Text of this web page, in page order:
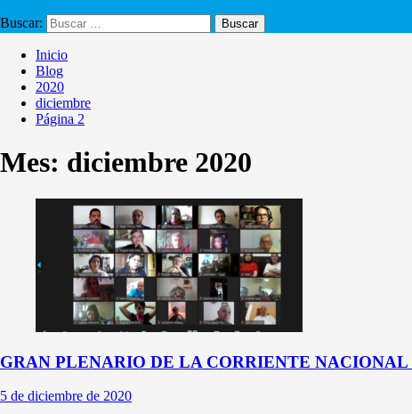
Buscar:
Inicio
Blog
2020
diciembre
Página 2
Mes: diciembre 2020
GRAN PLENARIO DE LA CORRIENTE
5 de diciembre de 2020